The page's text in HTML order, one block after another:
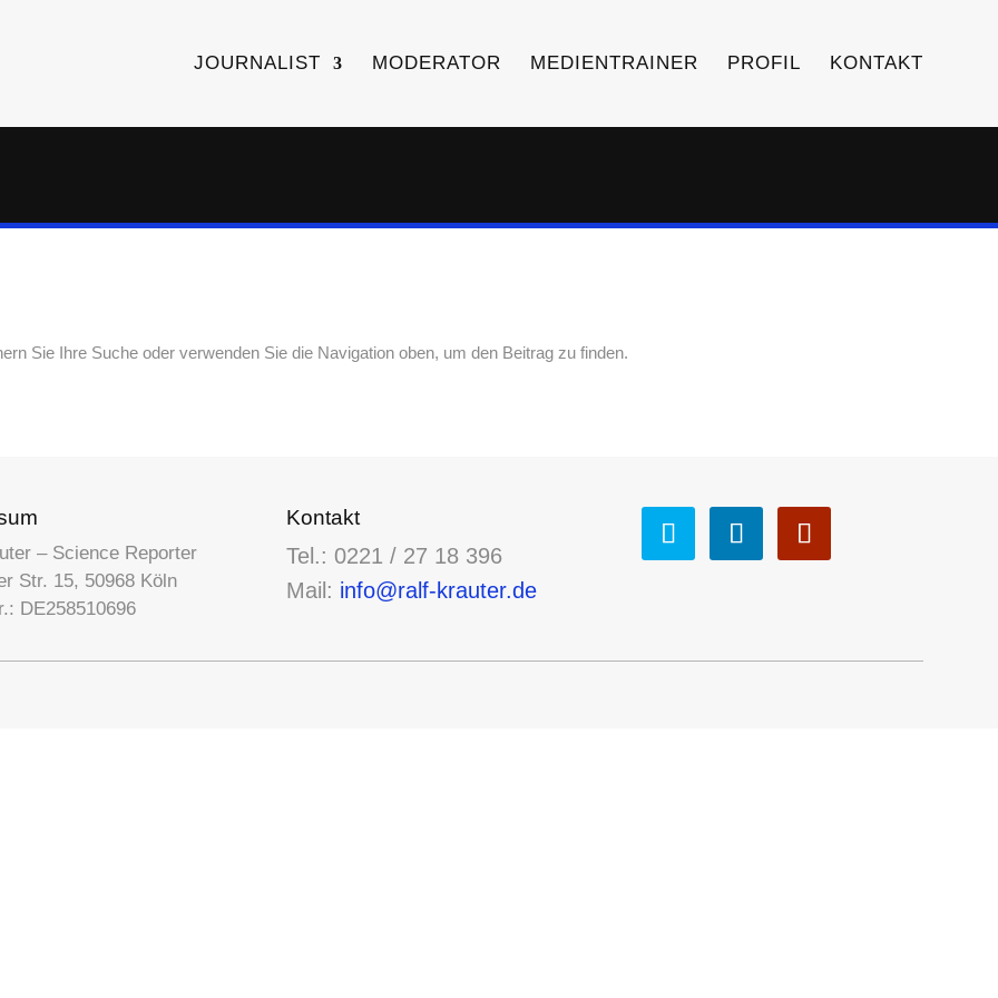
JOURNALIST MODERATOR MEDIENTRAINER PROFIL KONTAKT
Sie Ihre Suche oder verwenden Sie die Navigation oben, um den Beitrag zu finden.
– Science Reporter
Str. 15, 50968 Köln
DE258510696
Kontakt
Tel.: 0221 / 27 18 396
Mail: info@ralf-krauter.de